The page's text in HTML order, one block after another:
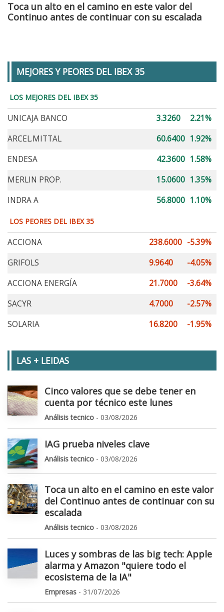
Toca un alto en el camino en este valor del
Continuo antes de continuar con su escalada
MEJORES Y PEORES DEL IBEX 35
LOS MEJORES DEL IBEX 35
UNICAJA BANCO 3.3260
2.21%
ARCEL.MITTAL
60.6400 1.92%
ENDESA
42.3600 1.58%
MERLIN PROP.
15.0600 1.35%
INDRA A
56.8000 1.10%
LOS PEORES DEL IBEX 35
ACCIONA 238.6000 -5.39%
GRIFOLS
9.9640
-4.05%
ACCIONA ENERGÍA
21.7000
-3.64%
SACYR
4.7000
-2.57%
SOLARIA
16.8200 -1.95%
LAS + LEIDAS
Cinco valores que se debe tener en
cuenta por técnico este lunes
Análisis tecnico - 03/08/2026
IAG prueba niveles clave
Análisis tecnico - 03/08/2026
Toca un alto en el camino en este valor
del Continuo antes de continuar con su
escalada
Análisis tecnico - 03/08/2026
Luces y sombras de las big tech: Apple
alarma y Amazon "quiere todo el
ecosistema de la IA"
Empresas - 31/07/2026